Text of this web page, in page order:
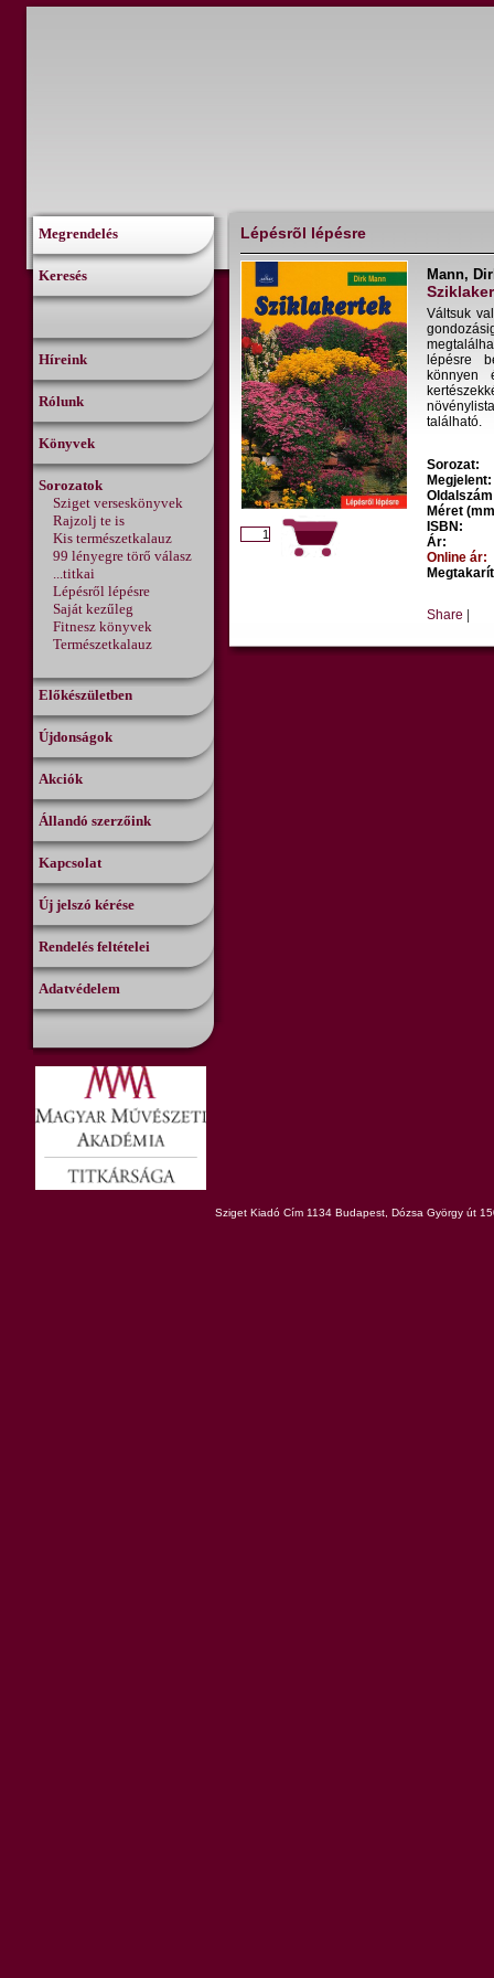
Megrendelés
Keresés
Híreink
Rólunk
Könyvek
Sorozatok
Sziget verseskönyvek
Rajzolj te is
Kis természetkalauz
99 lényegre törő válasz
...titkai
Lépésről lépésre
Saját kezűleg
Fitnesz könyvek
Természetkalauz
Előkészületben
Újdonságok
Akciók
Állandó szerzőink
Kapcsolat
Új jelszó kérése
Rendelés feltételei
Adatvédelem
Lépésrõl lépésre
Mann,
Váltsuk
lépésre
könnyen
található.
Sorozat:
Megjelent:
Méret
ISBN:
Ár:
Online ár:
Share
Sziget Kiadó Cím 1134 Budapest, Dózsa György út